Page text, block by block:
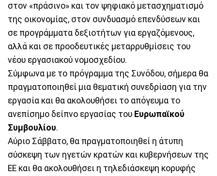
στον «πράσινο» και τον ψηφιακό μετασχηματισμό
της οικονομίας, στον συνδυασμό επενδύσεων και
σε προγράμματα δεξιοτήτων για εργαζόμενους,
αλλά και σε προοδευτικές μεταρρυθμίσεις του
νέου εργασιακού νομοσχεδίου.
Σύμφωνα με το πρόγραμμα της Συνόδου, σήμερα θα
πραγματοποιηθεί μια θεματική συνεδρίαση για την
εργασία και θα ακολουθήσει το απόγευμα το
ανεπίσημο δείπνο εργασίας του Ευρωπαϊκού
Συμβουλίου.
Αύριο Σάββατο, θα πραγματοποιηθεί η άτυπη
σύσκεψη των ηγετών κρατών και κυβερνήσεων της
ΕΕ και θα ακολουθήσει η τηλεδιάσκεψη κορυφής